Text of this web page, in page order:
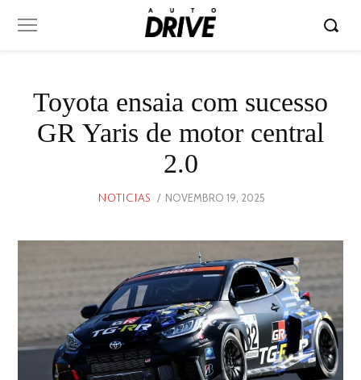
Toyota ensaia com sucesso
GR Yaris de motor central
2.0
NOTICIAS
POSTED
NOVEMBRO 19, 2025